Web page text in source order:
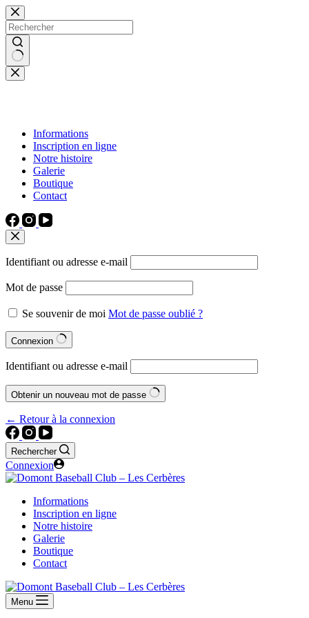
Passer
au
contenu
Aucun
résultat
Informations
Inscription en ligne
Notre histoire
Galerie
Boutique
Contact
Identifiant ou adresse e-mail
Mot de passe
Se souvenir de moi Mot de passe oublié ?
Connexion
Identifiant ou adresse e-mail
Obtenir un nouveau mot de passe
← Retour à la connexion
Rechercher
Connexion
Informations
Inscription en ligne
Notre histoire
Galerie
Boutique
Contact
Menu